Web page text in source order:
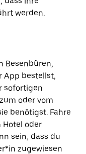
werden.
Besenbüren,
App bestellst,
sofortigen
oder vom
benötigst. Fahre
Hotel oder
sein, dass du
zugewiesen